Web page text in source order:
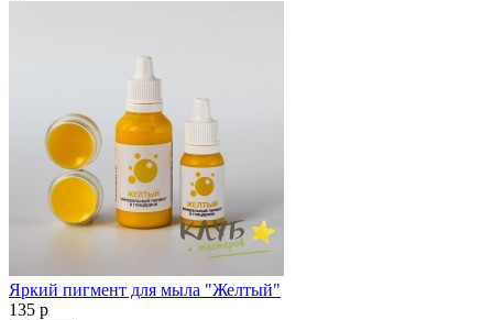
Яркий пигмент для мыла "Желтый"
135 p